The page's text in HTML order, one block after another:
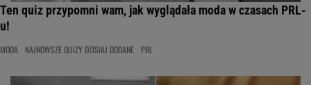
Ten quiz przypomni wam, jak wyglądała moda w czasach PRL-
u!
MODA NAJNOWSZE QUIZY DZISIAJ DODANE PRL